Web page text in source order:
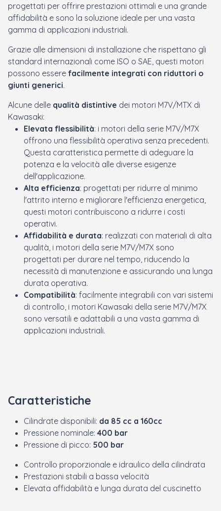
progettati per offrire prestazioni ottimali e una grande
affidabilità e sono la soluzione ideale per una vasta
gamma di applicazioni industriali.
Grazie alle dimensioni di installazione che rispettano gli
standard internazionali come ISO o SAE, questi motori
possono essere facilmente integrati con riduttori o
giunti generici.
Alcune delle qualità distintive dei motori M7V/MTX di
Kawasaki:
Elevata flessibilità: i motori della serie M7V/M7X
offrono una flessibilità operativa senza precedenti.
Questa caratteristica permette di adeguare la
potenza e la velocità alle diverse esigenze
dell'applicazione.
Alta efficienza: progettati per ridurre al minimo
l'attrito interno e migliorare l'efficienza energetica,
questi motori contribuiscono a ridurre i costi
operativi.
Affidabilità e durata: realizzati con materiali di alta
qualità, i motori della serie M7V/M7X sono
progettati per durare nel tempo, riducendo la
necessità di manutenzione e assicurando una lunga
durata operativa.
Compatibilità: facilmente integrabili con vari sistemi
di controllo, i motori Kawasaki della serie M7V/M7X
sono versatili e adattabili a una vasta gamma di
applicazioni industriali.
Caratteristiche
Cilindrate disponibili: da 85 cc a 160cc
Pressione nominale: 400 bar
Pressione di picco: 500 bar
Controllo proporzionale e idraulico della cilindrata
Prestazioni stabili a bassa velocità
Elevata affidabilità e lunga durata del cuscinetto